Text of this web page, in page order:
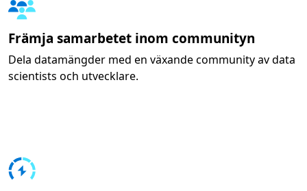
Främja samarbetet inom communityn
Dela datamängder med en växande community av data
scientists och utvecklare.